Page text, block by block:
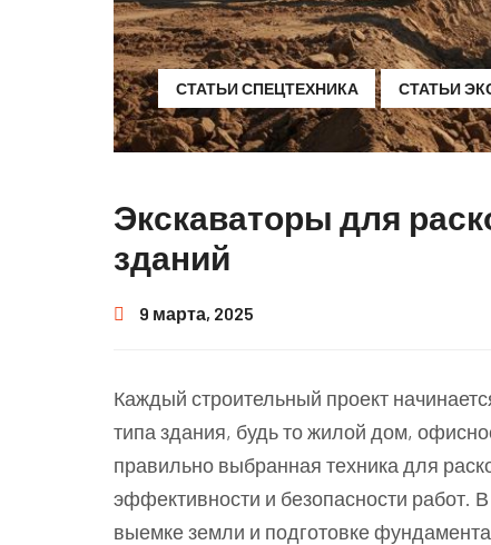
СТАТЬИ СПЕЦТЕХНИКА СТАТЬИ
Экскаваторы для
зданий
9 марта, 2025
Каждый строительный проект
типа здания, будь то жилой дом,
правильно выбранная техника для
эффективности и безопасности работ.
выемке земли и подготовке